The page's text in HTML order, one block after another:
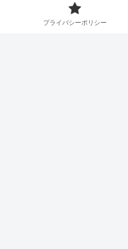
プライバシーポリシー